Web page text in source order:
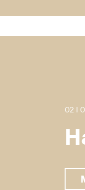
02 I